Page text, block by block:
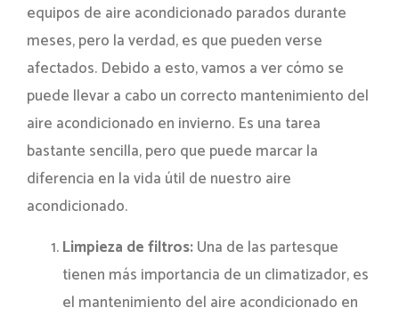
equipos de aire acondicionado parados durante
meses, pero la verdad, es que pueden verse
afectados. Debido a esto, vamos a ver cómo se
puede llevar a cabo un correcto mantenimiento del
aire acondicionado en invierno. Es una tarea
bastante sencilla, pero que puede marcar la
diferencia en la vida útil de nuestro aire
acondicionado.
Limpieza de filtros:Una de las partesque
tienen más importancia de un climatizador, es
el mantenimiento del aire acondicionado en